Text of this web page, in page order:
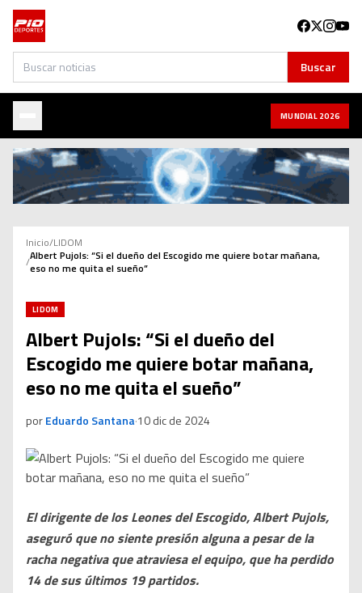
Buscar Buscar
MUNDIAL 2026
Inicio/LIDOM
/Albert Pujols: “Si el dueño del Escogido me quiere botar mañana,
eso no me quita el sueño”
LIDOM
Albert Pujols: “Si el dueño del
Escogido me quiere botar mañana,
eso no me quita el sueño”
porEduardo Santana·10 dic de 2024
El dirigente de los Leones del Escogido, Albert Pujols,
aseguró que no siente presión alguna a pesar de la
racha negativa que atraviesa el equipo, que ha perdido
14 de sus últimos 19 partidos.